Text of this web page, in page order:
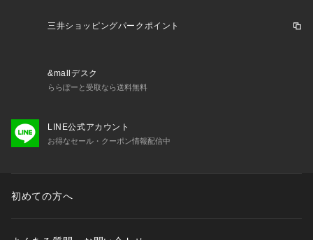
三井ショッピングパークポイント
&mallデスク
ららぽーと受取なら送料無料
LINE公式アカウント
お得なセール・クーポン情報配信中
初めての方へ